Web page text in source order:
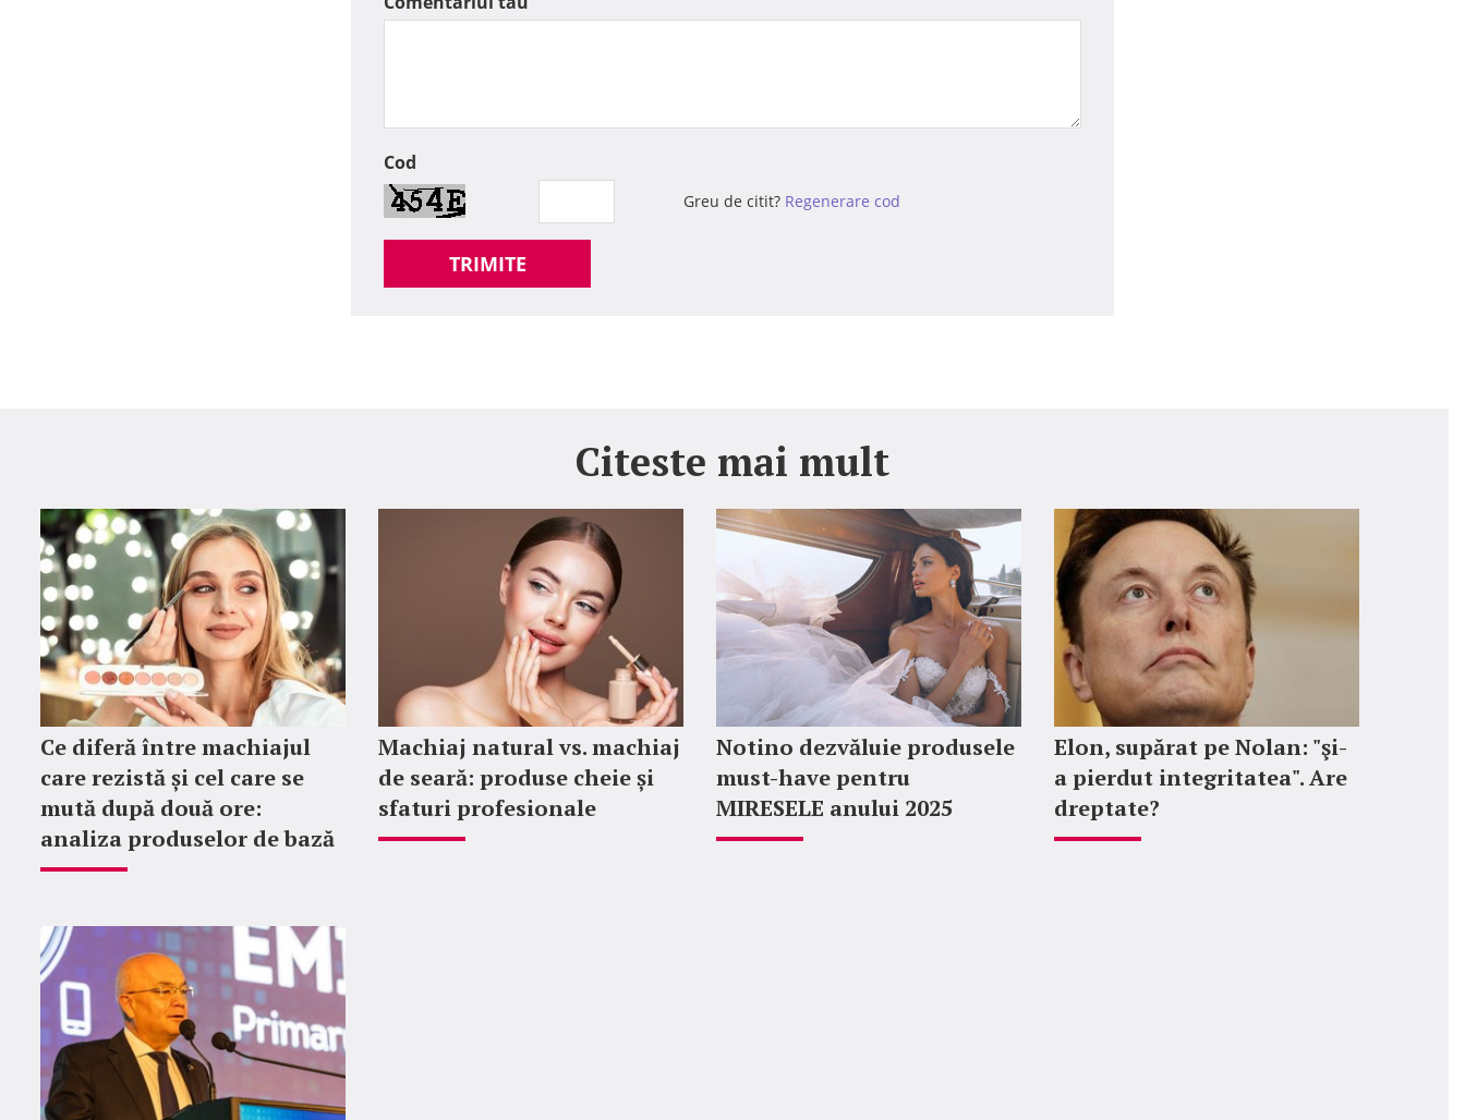
Cod
Greu de citit? Regenerare cod
TRIMITE
Citeste mai mult
Ce diferă între machiajul
care rezistă și cel care se
mută după două ore:
analiza produselor de bază
Machiaj natural vs. machiaj
de seară: produse cheie și
sfaturi profesionale
Notino dezvăluie produsele
must-have pentru
MIRESELE anului 2025
Elon, supărat pe Nolan: "şi-
a pierdut integritatea". Are
dreptate?